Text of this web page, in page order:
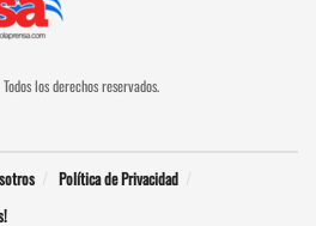
los derechos reservados.
Política de Privacidad